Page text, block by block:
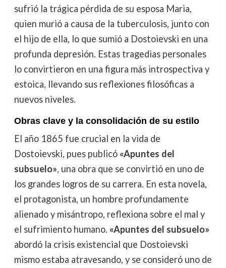
sufrió la trágica pérdida de su esposa Maria,
quien murió a causa de la tuberculosis, junto con
el hijo de ella, lo que sumió a Dostoievski en una
profunda depresión. Estas tragedias personales
lo convirtieron en una figura más introspectiva y
estoica, llevando sus reflexiones filosóficas a
nuevos niveles.
Obras clave y la consolidación de su estilo
El año 1865 fue crucial en la vida de
Dostoievski, pues publicó «Apuntes del
subsuelo», una obra que se convirtió en uno de
los grandes logros de su carrera. En esta novela,
el protagonista, un hombre profundamente
alienado y misántropo, reflexiona sobre el mal y
el sufrimiento humano. «Apuntes del subsuelo»
abordó la crisis existencial que Dostoievski
mismo estaba atravesando, y se consideró uno de